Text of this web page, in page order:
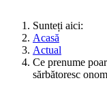
Sunteți aici:
Acasă
Actual
Ce prenume
sărbătoresc